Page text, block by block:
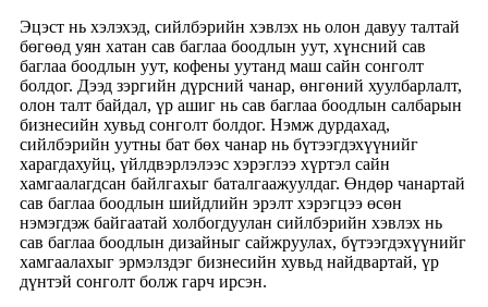
Эцэст нь хэлэхэд, сийлбэрийн хэвлэх нь олон давуу талтай
бөгөөд уян хатан сав баглаа боодлын уут, хүнсний сав
баглаа боодлын уут, кофены уутанд маш сайн сонголт
болдог. Дээд зэргийн дүрсний чанар, өнгөний хуулбарлалт,
олон талт байдал, үр ашиг нь сав баглаа боодлын салбарын
бизнесийн хувьд сонголт болдог. Нэмж дурдахад,
сийлбэрийн уутны бат бөх чанар нь бүтээгдэхүүнийг
харагдахуйц, үйлдвэрлэлээс хэрэглээ хүртэл сайн
хамгаалагдсан байлгахыг баталгаажуулдаг. Өндөр чанартай
сав баглаа боодлын шийдлийн эрэлт хэрэгцээ өсөн
нэмэгдэж байгаатай холбогдуулан сийлбэрийн хэвлэх нь
сав баглаа боодлын дизайныг сайжруулах, бүтээгдэхүүнийг
хамгаалахыг эрмэлздэг бизнесийн хувьд найдвартай, үр
дүнтэй сонголт болж гарч ирсэн.